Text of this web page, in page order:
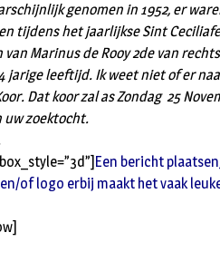
genomen in 1952, er
tijdens het jaarlijkse Sint
Marinus de Rooy 2de van
jarige leeftijd. Ik weet niet of er
Dat koor zal as Zondag 25
uw zoektocht.
Een bericht
of logo erbij maakt het vaak